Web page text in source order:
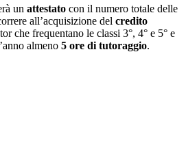
un attestato con il numero totale delle
all’acquisizione del credito
che frequentano le classi 3°, 4° e 5° e
almeno 5 ore di tutoraggio.